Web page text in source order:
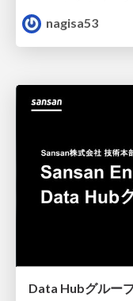
nagisa53
Data Hubグルー